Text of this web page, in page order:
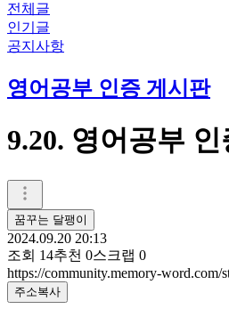
전체글
인기글
공지사항
영어공부 인증 게시판
9.20. 영어공부 인
꿈꾸는 달팽이
2024.09.20 20:13
조회 14추천 0스크랩 0
https://community.memory-word.com/
주소복사